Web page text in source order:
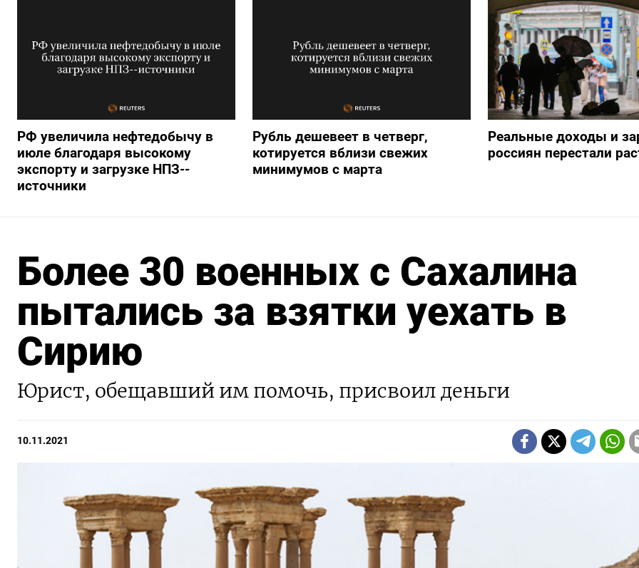
РФ увеличила нефтедобычу в
июле благодаря высокому
экспорту и загрузке НПЗ--
источники
Рубль дешевеет в четверг,
котируется вблизи свежих
минимумов с марта
Реальные доходы и
россиян перестали
Более 30 военных с Сахалина
пытались за взятки уехать в
Сирию
Юрист, обещавший им помочь, присвоил деньги
10.11.2021